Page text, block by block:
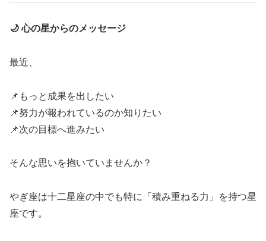
🌙 心の星からのメッセージ
最近、
📌もっと成果を出したい
📌努力が報われているのか知りたい
📌次の目標へ進みたい
そんな思いを抱いていませんか？
やぎ座は十二星座の中でも特に「積み重ねる力」を持つ星
座です。